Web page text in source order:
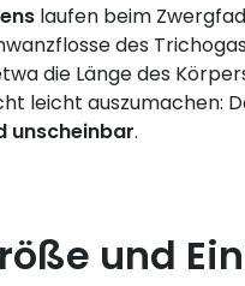
laufen beim
des
die Länge des
leicht auszumachen:
unscheinbar.
und